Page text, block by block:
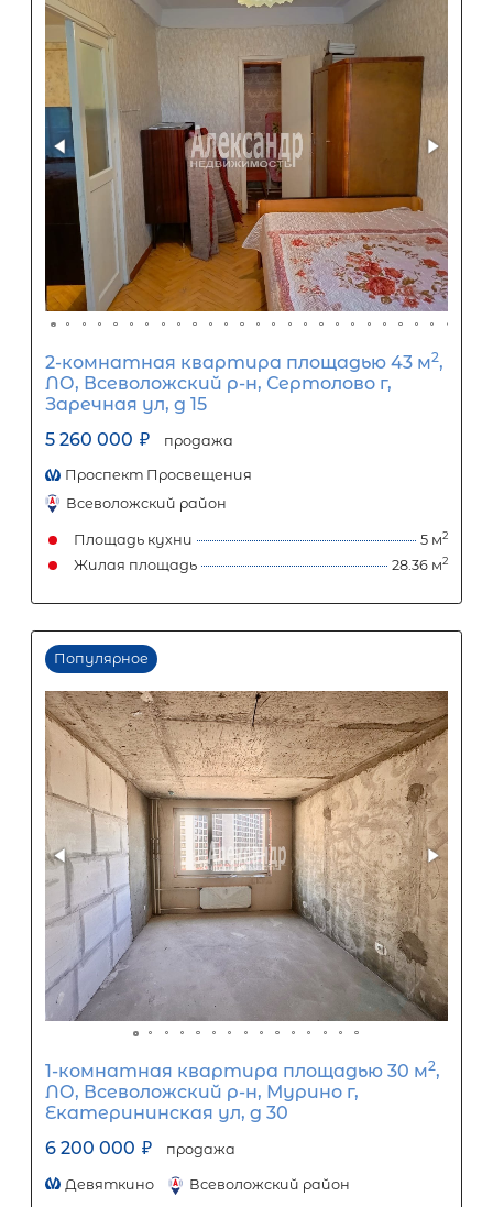
2-комнатная квартира площадью
Санкт-Петербург, Курортный
посёлок Песочный, Ленинградская
улица, 79
6 850 000
₽ продажа
Курортный район
Площадь кухни
Жилая площадь
2-комнатная квартира площадью
ЛО, Всеволожский р-н, Сертолово г,
Молодцова ул, д 15 корп 2
6 200 000 ₽ продажа
Проспект Просвещения
Всеволожский район
Площадь кухни
Жилая площадь